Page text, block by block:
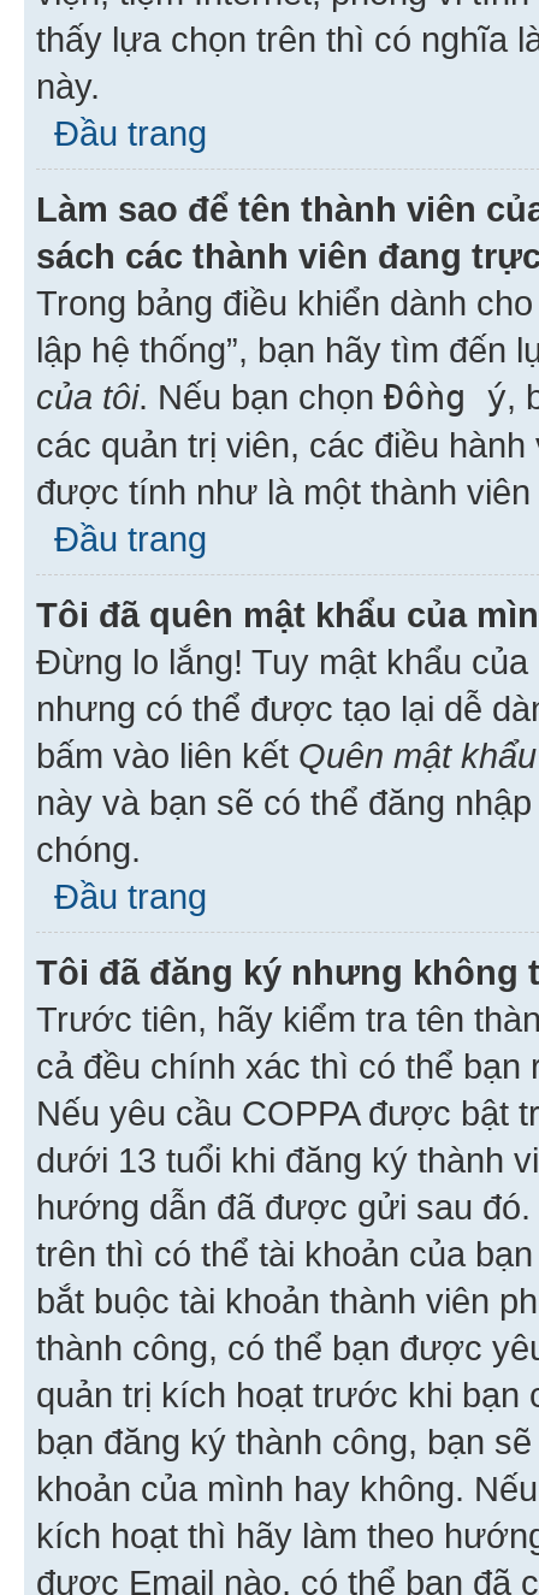
thấy lựa chọn trên thì có nghĩa
này.
Đầu trang
Làm sao để tên thành viên
sách các thành viên đang
Trong bảng điều khiển dành
lập hệ thống”, bạn hãy tìm đến
của tôi. Nếu bạn chọn Đồng ý,
các quản trị viên, các điều
được tính như là một thành viên
Đầu trang
Tôi đã quên mật khẩu của
Đừng lo lắng! Tuy mật khẩu
nhưng có thể được tạo lại dễ
bấm vào liên kết Quên mật khẩu
này và bạn sẽ có thể đăng
chóng.
Đầu trang
Tôi đã đăng ký nhưng không
Trước tiên, hãy kiểm tra tên
cả đều chính xác thì có thể
Nếu yêu cầu COPPA được bật
dưới 13 tuổi khi đăng ký thành
hướng dẫn đã được gửi sau
trên thì có thể tài khoản của
bắt buộc tài khoản thành viên
thành công, có thể bạn được
quản trị kích hoạt trước khi bạn
bạn đăng ký thành công, bạn
khoản của mình hay không.
kích hoạt thì hãy làm theo
được Email nào, có thể bạn đã